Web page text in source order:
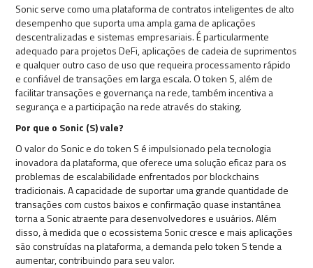
Sonic serve como uma plataforma de contratos inteligentes de alto
desempenho que suporta uma ampla gama de aplicações
descentralizadas e sistemas empresariais. É particularmente
adequado para projetos DeFi, aplicações de cadeia de suprimentos
e qualquer outro caso de uso que requeira processamento rápido
e confiável de transações em larga escala. O token S, além de
facilitar transações e governança na rede, também incentiva a
segurança e a participação na rede através do staking.
Por que o Sonic (S) vale?
O valor do Sonic e do token S é impulsionado pela tecnologia
inovadora da plataforma, que oferece uma solução eficaz para os
problemas de escalabilidade enfrentados por blockchains
tradicionais. A capacidade de suportar uma grande quantidade de
transações com custos baixos e confirmação quase instantânea
torna a Sonic atraente para desenvolvedores e usuários. Além
disso, à medida que o ecossistema Sonic cresce e mais aplicações
são construídas na plataforma, a demanda pelo token S tende a
aumentar, contribuindo para seu valor.